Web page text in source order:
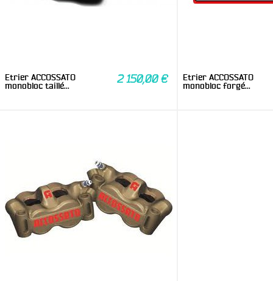
Etrier ACCOSSATO
monobloc taillé...
2 150,00 €
Etrier ACCOSSATO
monobloc forgé...